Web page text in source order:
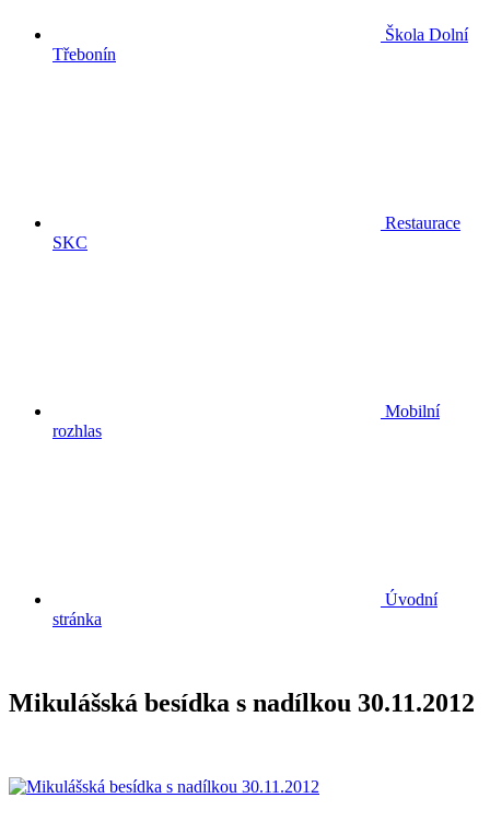
Škola Dolní
Třebonín
Restaurace
SKC
Mobilní
rozhlas
Úvodní
stránka
Mikulášská besídka s nadílkou 30.11.2012